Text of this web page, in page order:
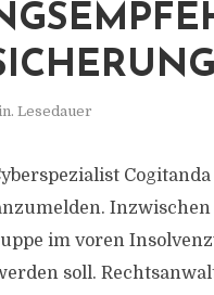
Lesedauer
im voren
soll.